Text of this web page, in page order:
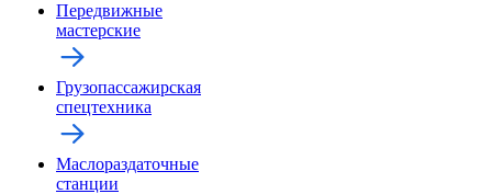
Передвижные
мастерские
Грузопассажирская
спецтехника
Маслораздаточные
станции